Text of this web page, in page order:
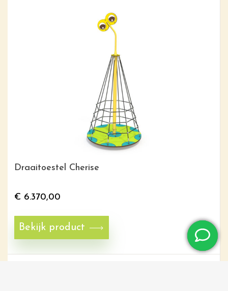
Draaitoestel Cherise
€ 6.370,00
Bekijk product